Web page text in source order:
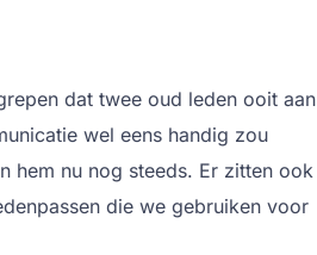
dat twee oud leden ooit aan
wel eens handig zou
hem nu nog steeds. Er zitten ook
die we gebruiken voor